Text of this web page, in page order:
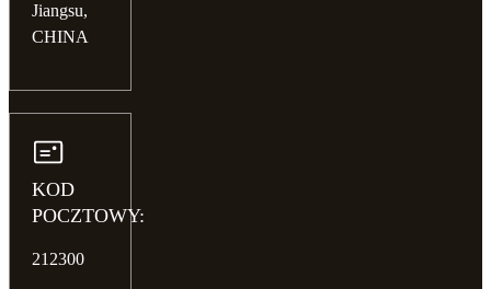
Jiangsu,
CHINA
KOD
POCZTOWY:
212300